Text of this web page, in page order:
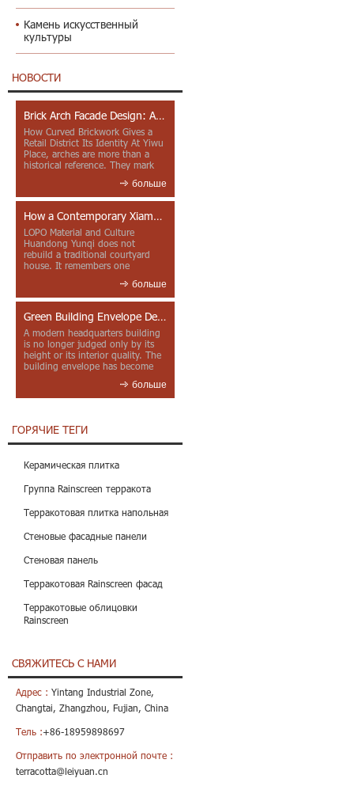
Камень искусственный
культуры
НОВОСТИ
Brick Arch Facade Design: A Closer Look at Yiwu Place
How Curved Brickwork Gives a
Retail District Its Identity At Yiwu
Place, arches are more than a
historical reference. They mark
больше
How a Contemporary Xiamen Project Reframes Minnan Red Brick
LOPO Material and Culture
Huandong Yunqi does not
rebuild a traditional courtyard
house. It remembers one
больше
Green Building Envelope Design: Clay Sunscreen Fins for Modern Headquarters Architecture
A modern headquarters building
is no longer judged only by its
height or its interior quality. The
building envelope has become
больше
ГОРЯЧИЕ ТЕГИ
Керамическая плитка
Группа Rainscreen терракота
Терракотовая плитка напольная
Стеновые фасадные панели
Стеновая панель
Терракотовая Rainscreen фасад
Терракотовые облицовки
Rainscreen
СВЯЖИТЕСЬ С НАМИ
Адрес : Yintang Industrial Zone,
Changtai, Zhangzhou, Fujian, China
Тель :+86-18959898697
Отправить по электронной почте :
terracotta@leiyuan.cn